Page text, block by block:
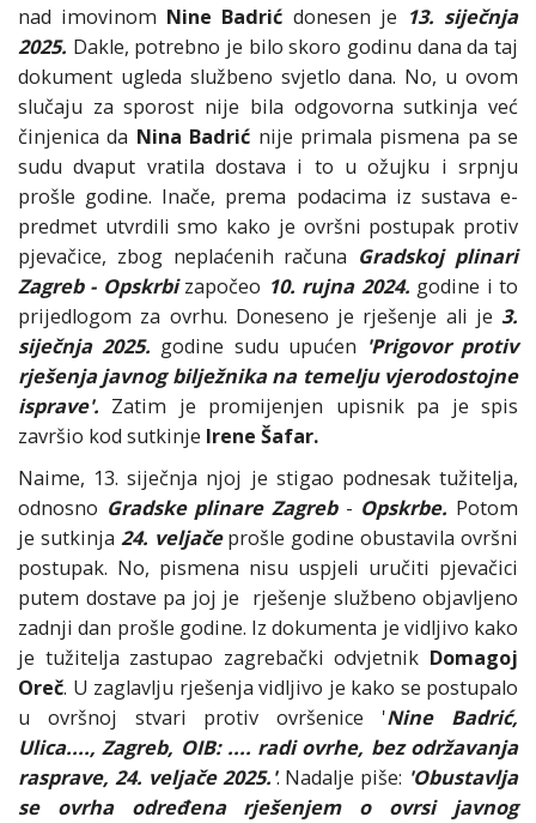
nad imovinom Nine Badrić donesen je 13. siječnja
2025. Dakle, potrebno je bilo skoro godinu dana da taj
dokument ugleda službeno svjetlo dana. No, u ovom
slučaju za sporost nije bila odgovorna sutkinja već
činjenica da Nina Badrić nije primala pismena pa se
sudu dvaput vratila dostava i to u ožujku i srpnju
prošle godine. Inače, prema podacima iz sustava e-
predmet utvrdili smo kako je ovršni postupak protiv
pjevačice, zbog neplaćenih računa Gradskoj plinari
Zagreb - Opskrbizapočeo 10. rujna 2024. godine i to
prijedlogom za ovrhu. Doneseno je rješenje ali je 3.
siječnja 2025. godine sudu upućen 'Prigovor protiv
rješenja javnog bilježnika na temelju vjerodostojne
isprave'. Zatim je promijenjen upisnik pa je spis
završio kod sutkinje Irene Šafar.
Naime, 13. siječnja njoj je stigao podnesak tužitelja,
odnosno Gradske plinare Zagreb - Opskrbe. Potom
je sutkinja 24. veljačeprošle godine obustavila ovršni
postupak. No, pismena nisu uspjeli uručiti pjevačici
putem dostave pa joj je rješenje službeno objavljeno
zadnji dan prošle godine. Iz dokumenta je vidljivo kako
je tužitelja zastupao zagrebački odvjetnik Domagoj
Oreč. U zaglavlju rješenja vidljivo je kako se postupalo
u ovršnoj stvari protiv ovršenice 'Nine Badrić,
Ulica...., Zagreb, OIB: .... radi ovrhe, bez održavanja
rasprave, 24. veljače 2025.'. Nadalje piše: 'Obustavlja
se ovrha određena rješenjem o ovrsi javnog